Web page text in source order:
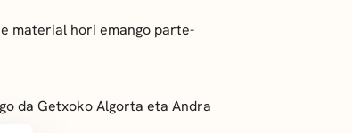
material hori emango parte-
da Getxoko Algorta eta Andra